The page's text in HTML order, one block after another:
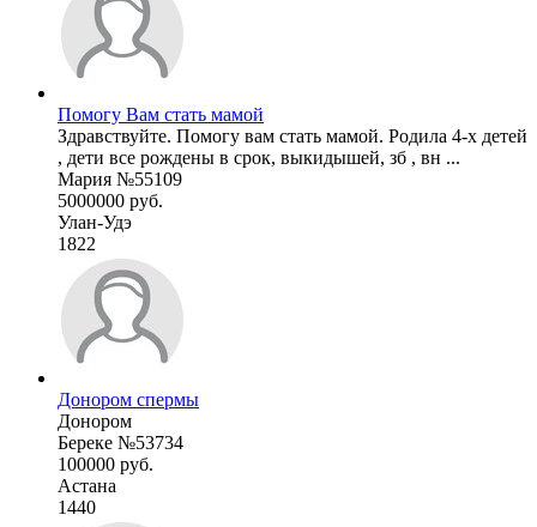
Помогу Вам стать мамой
Здравствуйте. Помогу вам стать мамой. Родила 4-х детей
, дети все рождены в срок, выкидышей, зб , вн ...
Мария №55109
5000000 руб.
Улан-Удэ
1822
Донором спермы
Донором
Береке №53734
100000 руб.
Астана
1440